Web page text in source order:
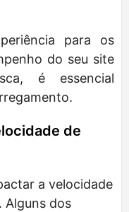
para os
do seu site
é essencial
de
a velocidade
Alguns dos